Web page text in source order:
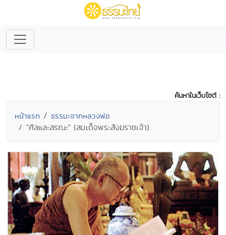
ค้นหาในเว็บไซต์ :
หน้าแรก ธรรมะจากหลวงพ่อ
"ศีลและสรณะ" (สมเด็จพระสังฆราชเจ้า)